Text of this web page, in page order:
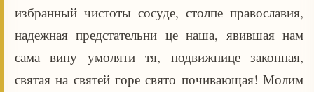
избранный чистоты сосуде, столпе православия,
надежная предстательни це наша, явившая нам
сама вину умоляти тя, подвижнице законная,
святая на святей горе свято почивающая! Молим